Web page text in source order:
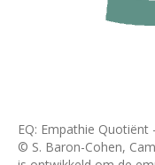
EQ: Empathie Quotiënt
© S. Baron-Cohen,